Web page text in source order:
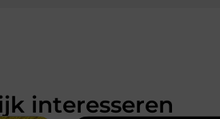
interesseren